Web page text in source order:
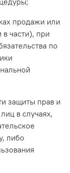
продажи или
части), при
по
защиты прав и
в случаях,
либо